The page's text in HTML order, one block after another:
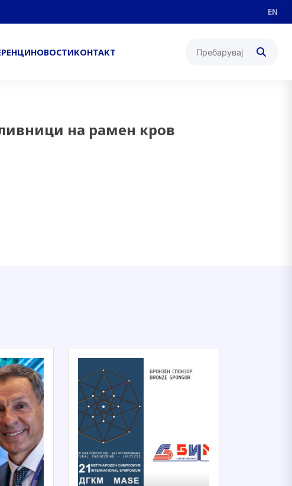
EN
НОВОСТИКОНТАКТ
на рамен кров